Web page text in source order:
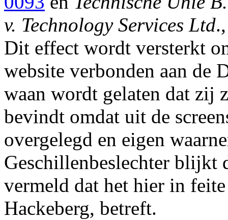
v. Technology Services Ltd
Dit effect wordt versterkt
website verbonden aan de
waan wordt gelaten dat zij
bevindt omdat uit de
overgelegd en eigen
Geschillenbeslechter blijkt
vermeld dat het hier in
Hackeberg, betreft.